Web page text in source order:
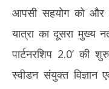
आपसी सहयोग को और
यात्रा का दूसरा मुख्य
पार्टनरशिप 2.0’
स्वीडन संयुक्त विज्ञान